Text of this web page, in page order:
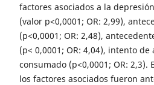
factores asociados a la
(valor p<0,0001; OR: 2,99),
(p<0,0001; OR: 2,48),
(p< 0,0001; OR: 4,04), intento
consumado (p<0,0001; OR:
los factores asociados fueron